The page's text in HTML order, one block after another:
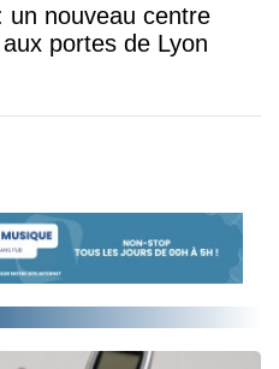
un nouveau centre
portes de Lyon